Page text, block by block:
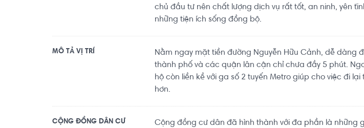
chủ đầu tư nên chất lượng dịch vụ rất tốt, an ninh, yên
những tiện ích sống đồng bộ.
MÔ TẢ VỊ TRÍ
Nằm ngay mặt tiền đường Nguyễn Hữu Cảnh, dễ dàng
thành phố và các quận lân cận chỉ chưa đầy 5 phút.
hộ còn liền kề với ga số 2 tuyến Metro giúp cho việc đi
hơn.
CỘNG ĐỒNG DÂN CƯ
Cộng đồng cư dân đã hình thành với đa phần là những